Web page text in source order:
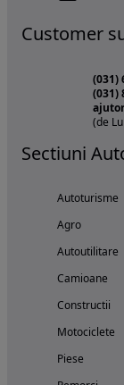
Customer
(031)
(031)
(de
Sectiuni
Autoturisme
Agro
Autoutilitare
Camioane
Constructii
Motociclete
Piese